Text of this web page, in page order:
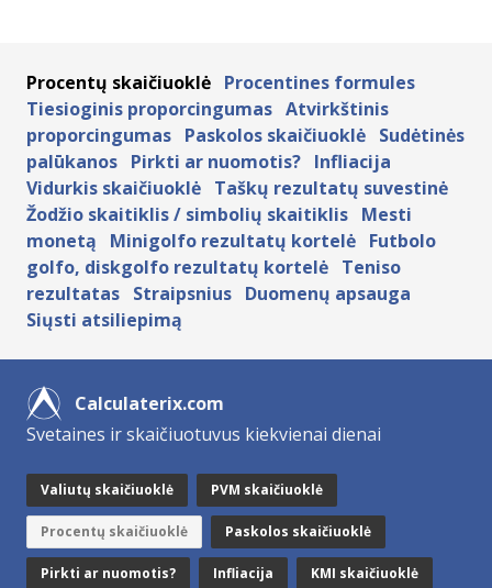
Procentų skaičiuoklė Procentines formules
Tiesioginis proporcingumas Atvirkštinis
proporcingumas Paskolos skaičiuoklė Sudėtinės
palūkanos Pirkti ar nuomotis? Infliacija
Vidurkis skaičiuoklė Taškų rezultatų suvestinė
Žodžio skaitiklis / simbolių skaitiklis Mesti
monetą
Minigolfo rezultatų kortelė Futbolo
golfo, diskgolfo rezultatų kortelė Teniso
rezultatas Straipsnius Duomenų apsauga
Siųsti atsiliepimą
Calculaterix.com
Svetaines ir skaičiuotuvus kiekvienai dienai
Valiutų skaičiuoklė PVM skaičiuoklė
Procentų skaičiuoklė Paskolos skaičiuoklė
Pirkti ar nuomotis? Infliacija KMI skaičiuoklė